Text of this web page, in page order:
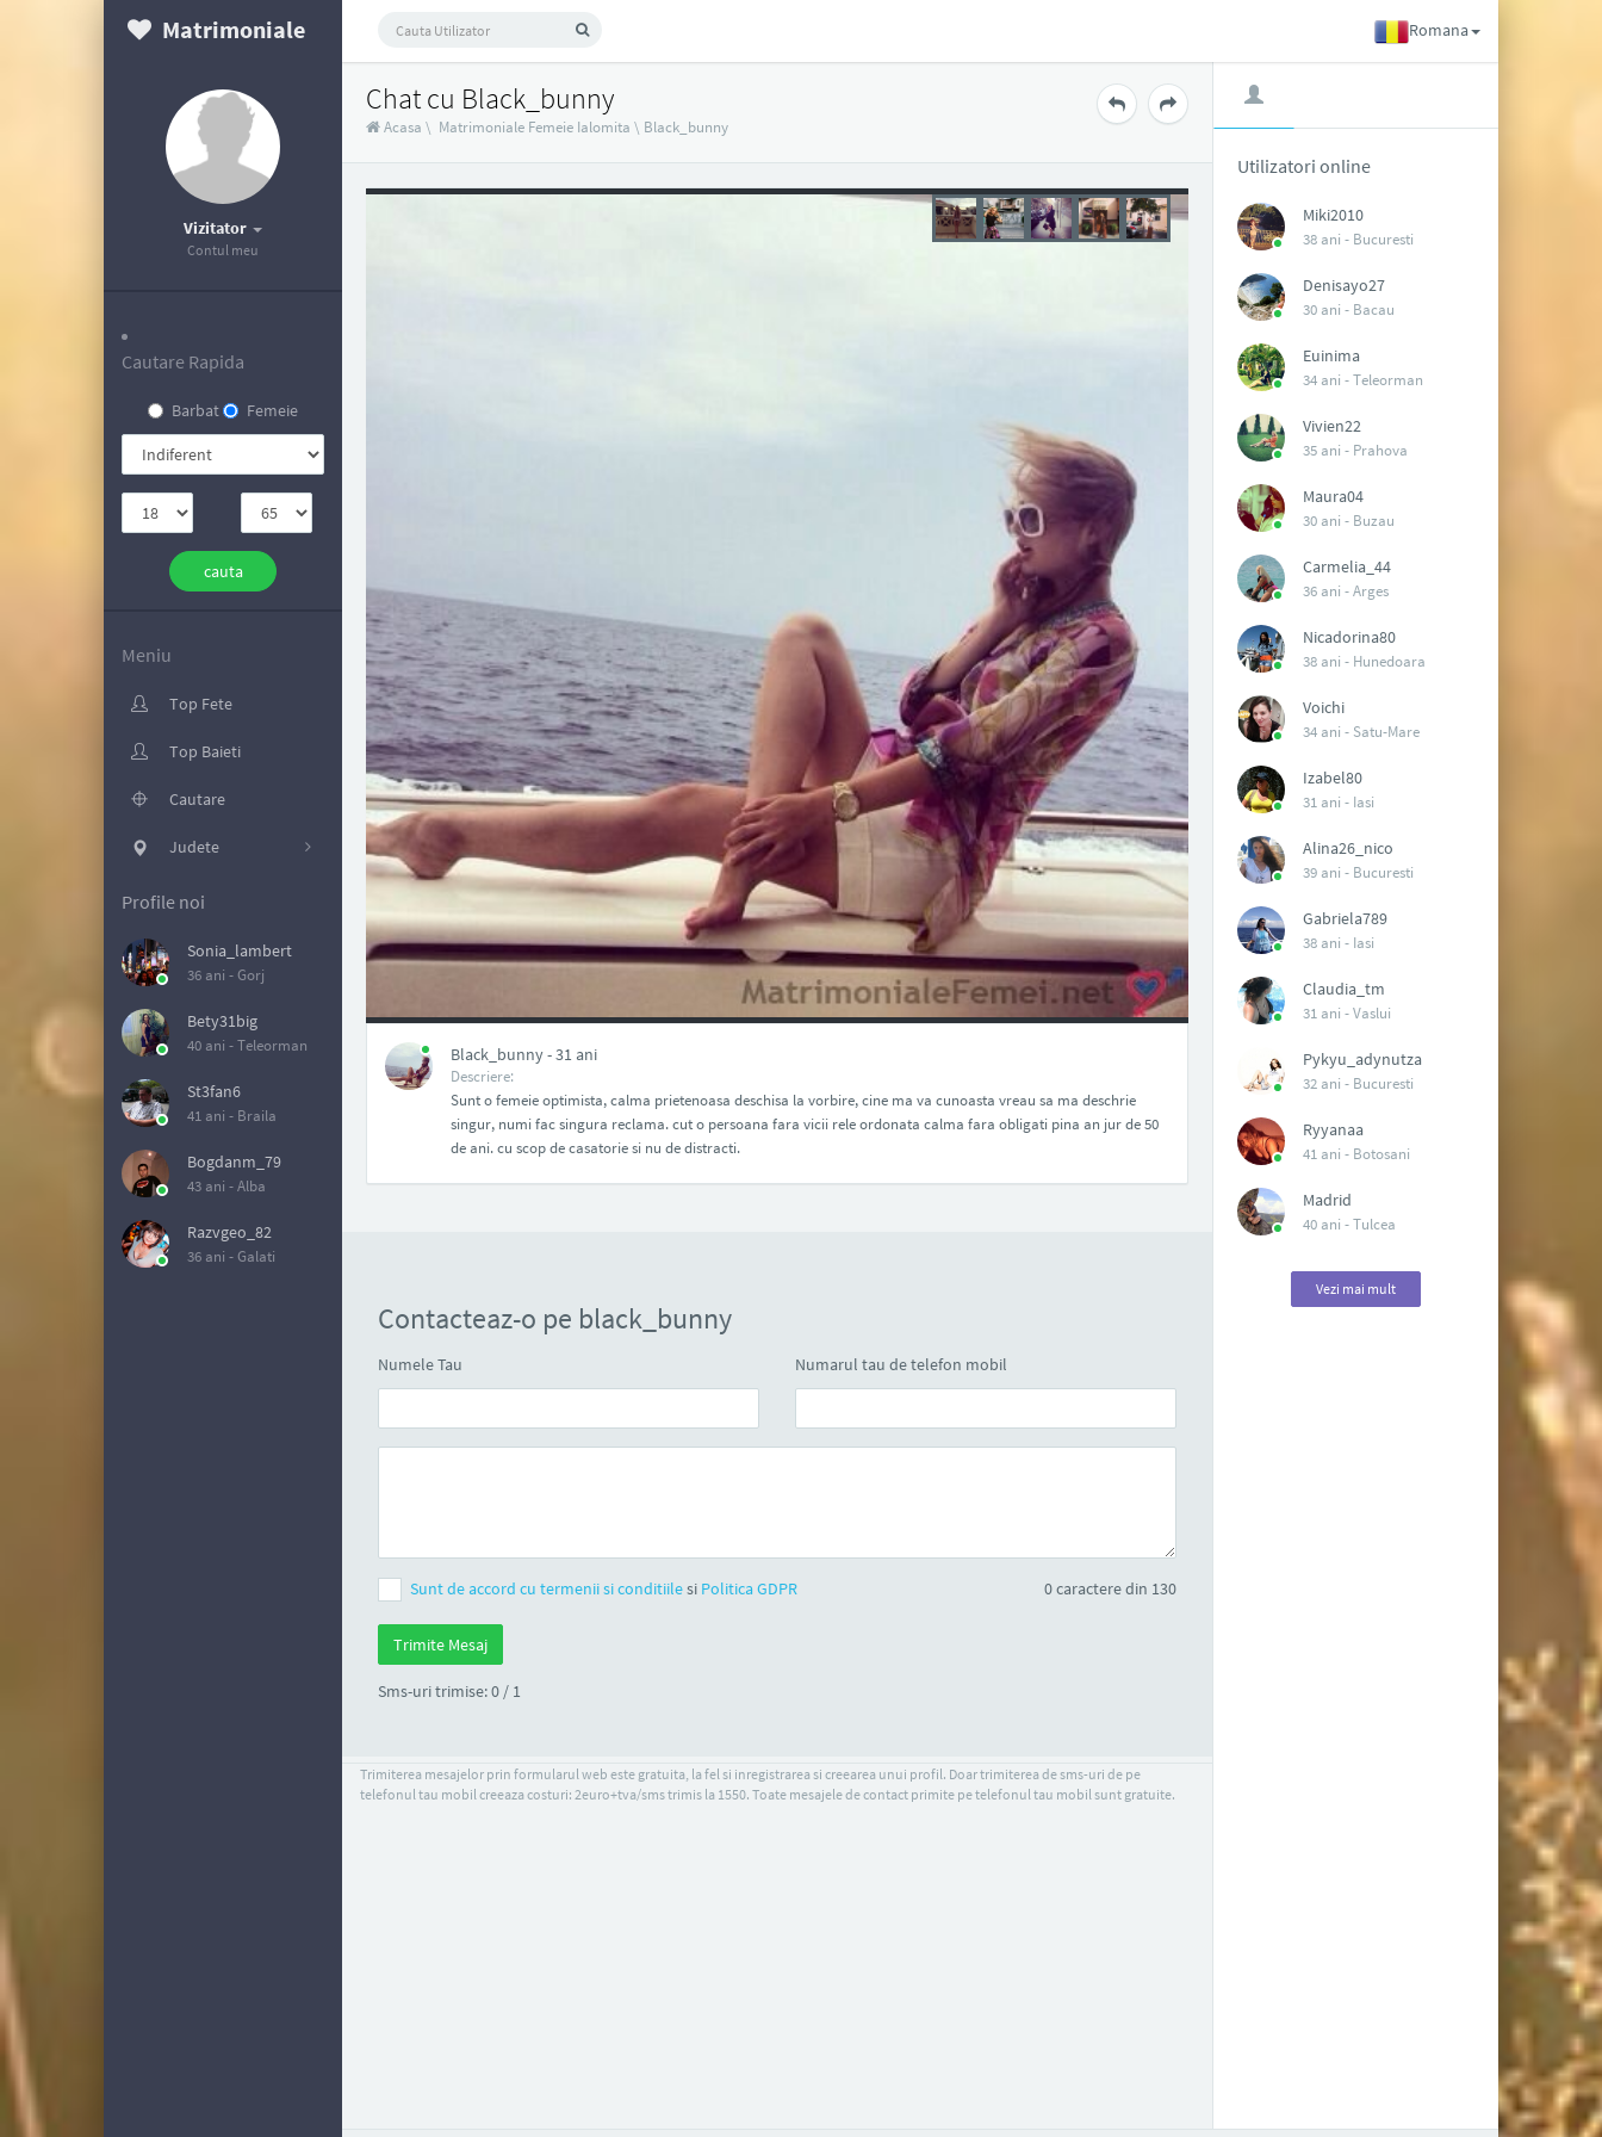
Matrimoniale Romana
Vizitator
Contul meu
Cautare Rapida
Barbat Femeie
Meniu
Top Fete
Top Baieti
Cautare
Judete
Profile noi
Sonia_lambert
36 ani -Gorj
Bety31big
40 ani -Teleorman
St3fan6
41 ani - Braila
Bogdanm_79
43 ani -Alba
Razvgeo_82
36 ani -Galati
Chat cu Black_bunny
Acasa \ Matrimoniale Femeie Ialomita \ Black_bunny
Black_bunny - 31 ani
Descriere:
Sunt o femeie optimista, calma prietenoasa deschisa la vorbire, cine ma va cunoasta vreau sa ma deschrie
singur, numi fac singura reclama. cut o persoana fara vicii rele ordonata calma fara obligati pina an jur de 50
de ani. cu scop de casatorie si nu de distracti.
Contacteaz-o pe black_bunny
Numele Tau Numarul tau de telefon mobil
Sunt de accord cu termenii si conditiilesi Politica GDPR 0caractere din 130
Sms-uri trimise: 0 / 1
Trimiterea mesajelor prin formularul web este gratuita, la fel si inregistrarea si creearea unui profil. Doar trimiterea de sms-uri de pe
telefonul tau mobil creeaza costuri: 2euro+tva/sms trimis la 1550. Toate mesajele de contact primite pe telefonul tau mobil sunt gratuite.
Utilizatori online
Miki2010
38 ani - Bucuresti
Denisayo27
30 ani - Bacau
Euinima
34 ani -Teleorman
Vivien22
35 ani - Prahova
Maura04
30 ani - Buzau
Carmelia_44
36 ani -Arges
Nicadorina80
38 ani - Hunedoara
Voichi
34 ani - Satu-Mare
Izabel80
31 ani - Iasi
Alina26_nico
39 ani - Bucuresti
Gabriela789
38 ani - Iasi
Claudia_tm
31 ani -Vaslui
Pykyu_adynutza
32 ani - Bucuresti
Ryyanaa
41 ani - Botosani
Madrid
40 ani -Tulcea
Vezi mai mult